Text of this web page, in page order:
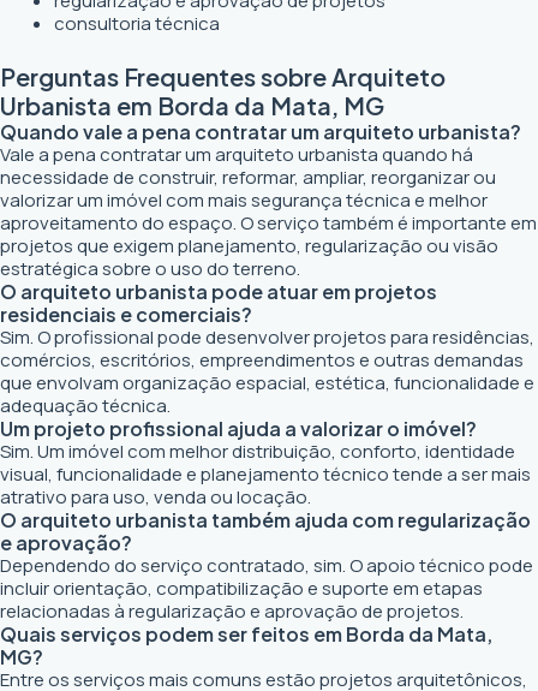
consultoria técnica
Perguntas Frequentes sobre Arquiteto
Urbanista em Borda da Mata, MG
Quando vale a pena contratar um arquiteto urbanista?
Vale a pena contratar um arquiteto urbanista quando há
necessidade de construir, reformar, ampliar, reorganizar ou
valorizar um imóvel com mais segurança técnica e melhor
aproveitamento do espaço. O serviço também é importante em
projetos que exigem planejamento, regularização ou visão
estratégica sobre o uso do terreno.
O arquiteto urbanista pode atuar em projetos
residenciais e comerciais?
Sim. O profissional pode desenvolver projetos para residências,
comércios, escritórios, empreendimentos e outras demandas
que envolvam organização espacial, estética, funcionalidade e
adequação técnica.
Um projeto profissional ajuda a valorizar o imóvel?
Sim. Um imóvel com melhor distribuição, conforto, identidade
visual, funcionalidade e planejamento técnico tende a ser mais
atrativo para uso, venda ou locação.
O arquiteto urbanista também ajuda com regularização
e aprovação?
Dependendo do serviço contratado, sim. O apoio técnico pode
incluir orientação, compatibilização e suporte em etapas
relacionadas à regularização e aprovação de projetos.
Quais serviços podem ser feitos em Borda da Mata,
MG?
Entre os serviços mais comuns estão projetos arquitetônicos,